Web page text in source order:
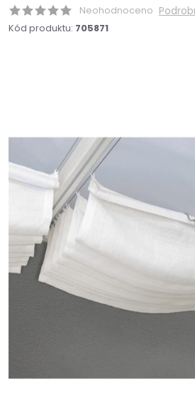
Neohodnoceno
Kód produktu: 705871